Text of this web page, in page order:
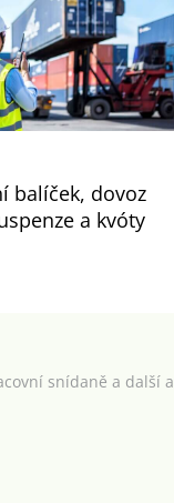
balíček, dovoz
a kvóty
snídaně a další